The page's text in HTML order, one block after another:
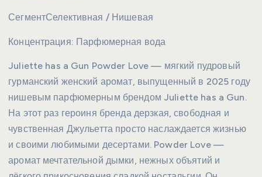
СегментСелективная / Нишевая
Концентрация: Парфюмерная вода
Juliette has a Gun Powder Love — мягкий пудровый
гурманский женский аромат, выпущенный в 2025 году
нишевым парфюмерным брендом Juliette has a Gun.
На этот раз героиня бренда дерзкая, свободная и
чувственная Джульетта просто наслаждается жизнью
и своими любимыми десертами. Powder Love —
аромат мечтательной дымки, нежных объятий и